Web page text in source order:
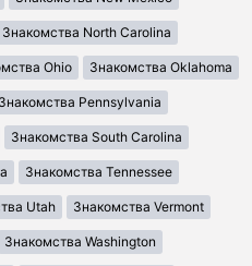
Знакомства North Carolina
Ohio Знакомства Oklahoma
Знакомства Pennsylvania
Знакомства South Carolina
Знакомства Tennessee
Utah Знакомства Vermont
Знакомства Washington